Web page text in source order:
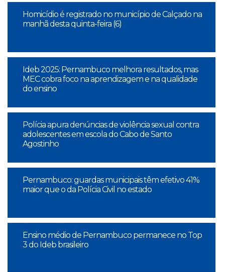
Homicídio é registrado no município de Calçado na
manhã desta quinta-feira (6)
Ideb 2025: Pernambuco melhora resultados, mas
MEC cobra foco na aprendizagem e na qualidade
do ensino
Polícia apura denúncias de violência sexual contra
adolescentes em escola do Cabo de Santo
Agostinho
Pernambuco: guardas municipais têm efetivo 41%
maior que o da Polícia Civil no estado
Ensino médio de Pernambuco permanece no Top
3 do Ideb brasileiro